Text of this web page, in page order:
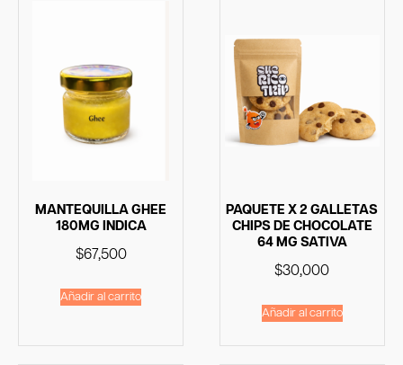
MANTEQUILLA GHEE
180MG INDICA
$67,500
Añadir al carrito
PAQUETE X 2 GALLETAS
CHIPS DE CHOCOLATE
64 MG SATIVA
$30,000
Añadir al carrito